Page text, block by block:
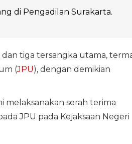
di Pengadilan Surakarta.
tiga tersangka utama,
(JPU), dengan demikian
melaksanakan serah terima
JPU pada Kejaksaan Negeri